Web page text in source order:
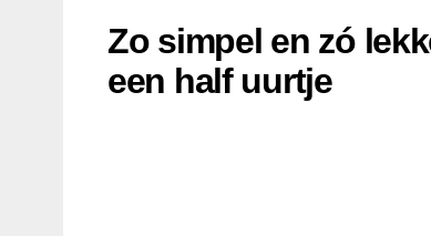
Zo simpel en zó
een half uurtje